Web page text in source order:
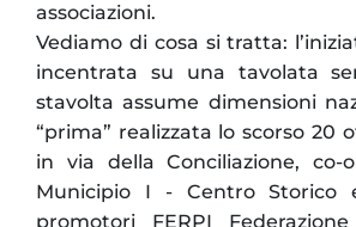
associazioni.
Vediamo di cosa si tratta:
incentrata su una tavolata
stavolta assume dimensioni
“prima” realizzata lo scorso 20
in via della Conciliazione, co-
Municipio I - Centro Storico
promotori FERPI